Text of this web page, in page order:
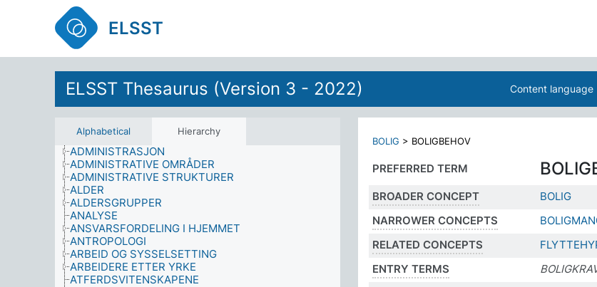
ELSST
ELSST Thesaurus (Version 3 - 2022) Content language
Alphabetical Hierarchy
ADMINISTRASJON
ADMINISTRATIVE OMRÅDER
ADMINISTRATIVE STRUKTURER
ALDER
ALDERSGRUPPER
ANALYSE
ANSVARSFORDELING I HJEMMET
ANTROPOLOGI
ARBEID OG SYSSELSETTING
ARBEIDERE ETTER YRKE
ATFERDSVITENSKAPENE
BOLIG > BOLIGBEHOV
PREFERRED TERM
BROADER CONCEPT
BOLIG
NARROWER CONCEPTS
RELATED CONCEPTS
ENTRY TERMS